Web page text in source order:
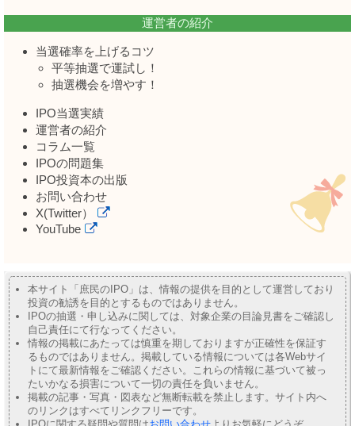
運営者の紹介
当選確率を上げるコツ
平等抽選で運試し！
抽選機会を増やす！
IPO当選実績
運営者の紹介
コラム一覧
IPOの問題集
IPO投資本の出版
お問い合わせ
X(Twitter）
YouTube
本サイト「庶民のIPO」は、情報の提供を目的として運営しており
投資の勧誘を目的とするものではありません。
IPOの抽選・申し込みに関しては、対象企業の目論見書をご確認し
自己責任にて行なってください。
情報の掲載にあたっては慎重を期しておりますが正確性を保証す
るものではありません。掲載している情報については各Webサイ
トにて最新情報をご確認ください。これらの情報に基づいて被っ
たいかなる損害について一切の責任を負いません。
掲載の記事・写真・図表など無断転載を禁止します。サイト内へ
のリンクはすべてリンクフリーです。